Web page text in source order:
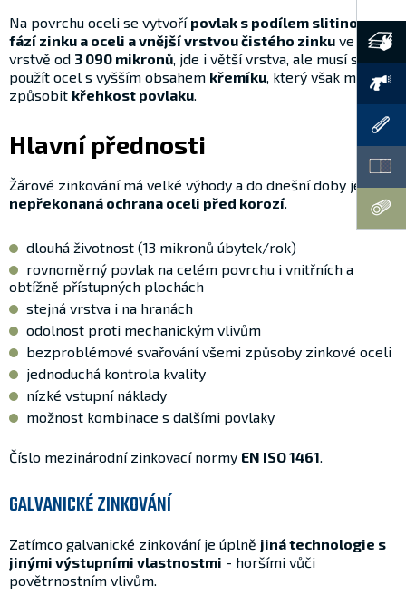
Na povrchu oceli se vytvoří povlak s podílem slitinových
fází zinku a oceli a vnější vrstvou čistého zinku ve
vrstvě od 3 0­90 mikronů , jde i větší vrstva, ale musí se
použít ocel s vyšším obsahem křemíku , který však může
způsobit křehkost povlaku
Hlavní přednosti
Žárové zinkování má velké výhody a do dnešní doby je to
nepřekonaná ochrana oceli před korozí.
dlouhá životnost (1­3 mikronů úbytek/rok)
rovnoměrný povlak na celém povrchu i vnitřních a
obtížně přístupných plochách
stejná vrstva i na hranách
odolnost proti mechanickým vlivům
bezproblémové svařování všemi způsoby zinkové oceli
jednoduchá kontrola kvality
nízké vstupní náklady
možnost kombinace s dalšími povlaky
Číslo mezinárodní zinkovací normy EN ISO 1461.
GALVANICKÉ ZINKOVÁNÍ
Zatímco galvanické zinkování je úplně jiná technologie s
jinými výstupními vlastnostmi - horšími vůči
povětrnostním vlivům.